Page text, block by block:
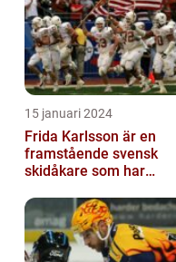
15 januari 2024
Frida Karlsson är en
framstående svensk
skidåkare som har
med sin talang och pr...